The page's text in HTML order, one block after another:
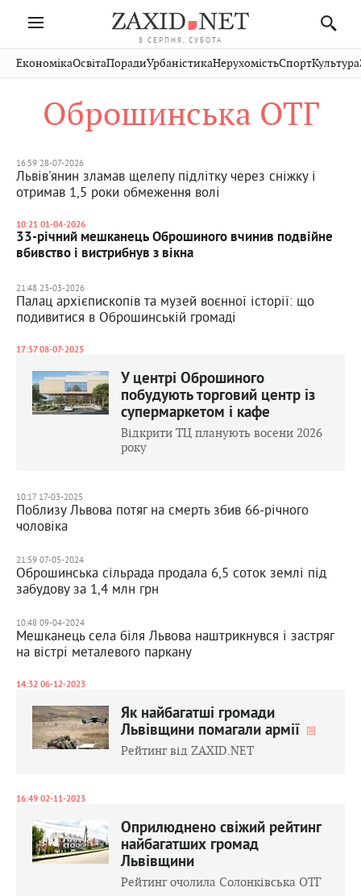
8 СЕРПНЯ, СУБОТА
Івано-
Франківськ
Тернопіль
Волинь
Рівне
Чернівці
Стрий
Хмельницький
Публікації
Авто СловкоКультура
Кіно Дім СпортКраєзнавство
ЕкономікаОсвітаПорадиУрбаністикаНерухомістьСпортКультура
Оброшинська ОТГ
16:59 28-07-2026
Львів'янин зламав щелепу підлітку через сніжку і
отримав 1,5 роки обмеження волі
10:21 01-04-2026
33-річний мешканець Оброшиного вчинив подвійне
вбивство і вистрибнув з вікна
21:48 23-03-2026
Палац архієпископів та музей воєнної історії: що
подивитися в Оброшинській громаді
17:57 08-07-2025
У центрі Оброшиного
побудують торговий центр із
супермаркетом і кафе
Відкрити ТЦ планують восени 2026
року
10:17 17-03-2025
Поблизу Львова потяг на смерть збив 66-річного
чоловіка
21:59 07-05-2024
Оброшинська сільрада продала 6,5 соток землі під
забудову за 1,4 млн грн
10:48 09-04-2024
Мешканець села біля Львова наштрикнувся і застряг
на вістрі металевого паркану
14:32 06-12-2023
Як найбагатші громади
Львівщини помагали армії
Рейтинг від ZAXID.NET
16:49 02-11-2023
Оприлюднено свіжий рейтинг
найбагатших громад
Львівщини
Рейтинг очолила Солонківська ОТГ